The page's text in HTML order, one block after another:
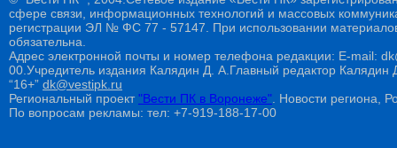
сфере связи, информационных технологий и массовых
регистрации ЭЛ № ФС 77 - 57147. При использовании
обязательна.
Адрес электронной почты и номер телефона редакции: E-mail:
00.Учредитель издания Калядин Д. А.Главный редактор
“16+” dk@vestipk.ru
Региональный проект"Вести ПК в Воронеже" . Новости региона,
По вопросам рекламы: тел: +7-919-188-17-00